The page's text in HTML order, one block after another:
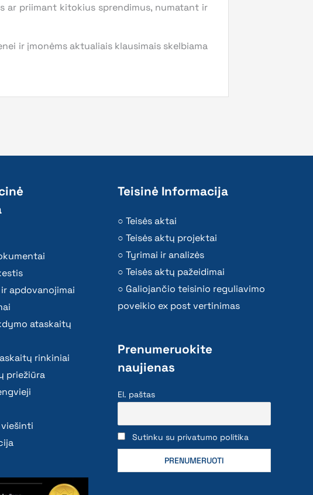
ar priimant kitokius sprendimus, numatant ir
ir įmonėms aktualiais klausimais skelbiama
apdovanojimai
ataskaitų
rinkiniai
priežiūra
Teisinė Informacija
Teisės aktai
Teisės aktų projektai
Tyrimai ir analizės
Teisės aktų pažeidimai
Galiojančio teisinio reguliavimo
poveikio ex post vertinimas
Prenumeruokite
naujienas
El. paštas
Sutinku su privatumo politika